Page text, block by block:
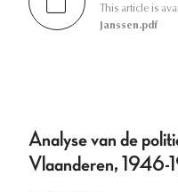
This article is
Janssen.pdf
Analyse van de
Vlaanderen, 1946-